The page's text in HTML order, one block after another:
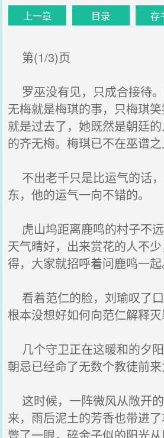
上一章 目录 存
第(1/3)页
罗巫没有见，只成合接待
无梅就是梅琪的事，只梅琪
就是过去了，她既然是朝廷
的齐无梅。梅琪已不在巫谱之
不出老千只是比运气的话
东，他的运气一向不错的。
虎山坞距离鹿鸣的村子不远
天气晴好，出来赏花的人不
得，大家就招呼着问鹿鸣一起
看着范仁的脸，刘瑜叹了
根本没想好如何向范仁解释灭
几个守卫正在这暖和的夕
朝忌已经命了无数个教徒前来
这时候，一阵微风从敞开
来，雨后泥土的芳香也带进